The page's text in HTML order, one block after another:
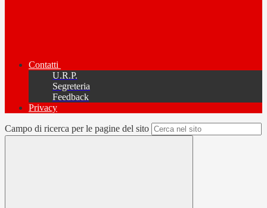
Contatti
U.R.P.
Segreteria
Feedback
Privacy
Campo di ricerca per le pagine del sito